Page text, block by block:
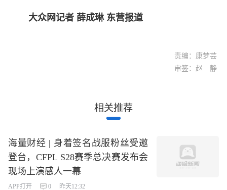
大众网记者 薛成琳 东营报道
责编：康梦芸
审签：赵 静
相关推荐
海量财经 | 身着签名战服粉丝受邀
登台，CFPL S28赛季总决赛发布会
现场上演感人一幕
APP打开 0 昨天12:32